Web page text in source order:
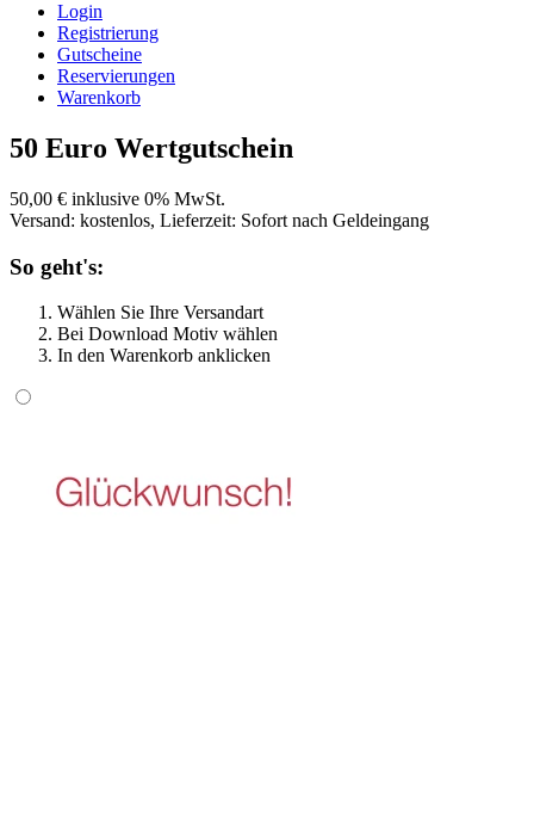
Login
Registrierung
Gutscheine
Reservierungen
Warenkorb
50 Euro Wertgutschein
50,00 € inklusive 0% MwSt.
Versand: kostenlos, Lieferzeit: Sofort nach Geldeingang
So geht's:
Wählen Sie Ihre Versandart
Bei Download Motiv wählen
In den Warenkorb anklicken